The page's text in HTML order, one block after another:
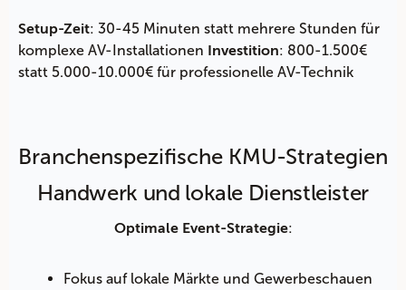
Setup-Zeit: 30-45 Minuten statt mehrere Stunden für
komplexe AV-Installationen Investition: 800-1.500€
statt 5.000-10.000€ für professionelle AV-Technik
Branchenspezifische KMU-Strategien
Handwerk und lokale Dienstleister
Optimale Event-Strategie:
Fokus auf lokale Märkte und Gewerbeschauen